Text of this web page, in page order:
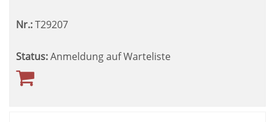
Nr.:T29207
Status:Anmeldung auf Warteliste